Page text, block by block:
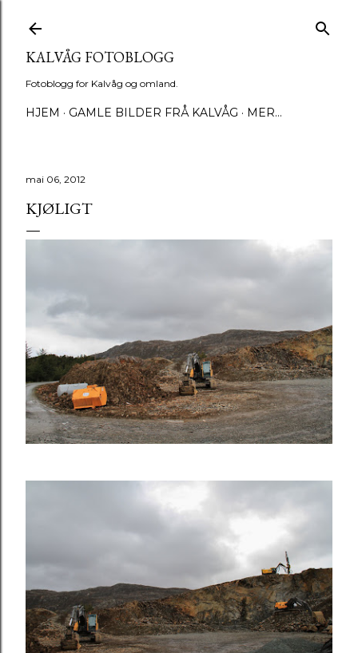
KALVÅG FOTOBLOGG
Fotoblogg for Kalvåg og omland.
HJEM GAMLE BILDER FRÅ KALVÅG MER…
mai 06, 2012
KJØLIGT